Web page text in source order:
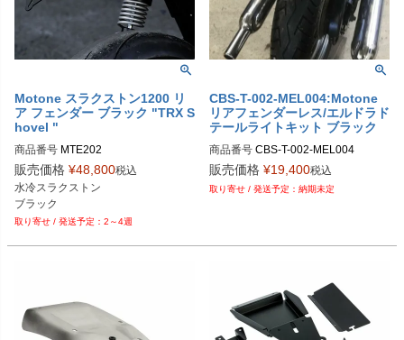
Motone スラクストン1200 リ
ア フェンダー ブラック "TRX S
hovel "
商品番号 MTE202
販売価格 ¥48,800税込
水冷スラクストン
ブラック
2～4週
CBS-T-002-MEL004:Motone
リアフェンダーレス/エルドラド
テールライトキット ブラック
商品番号 CBS-T-002-MEL004
CBS-T-002+MEL004+DDM002B
販売価格 ¥19,400税込
納期未定